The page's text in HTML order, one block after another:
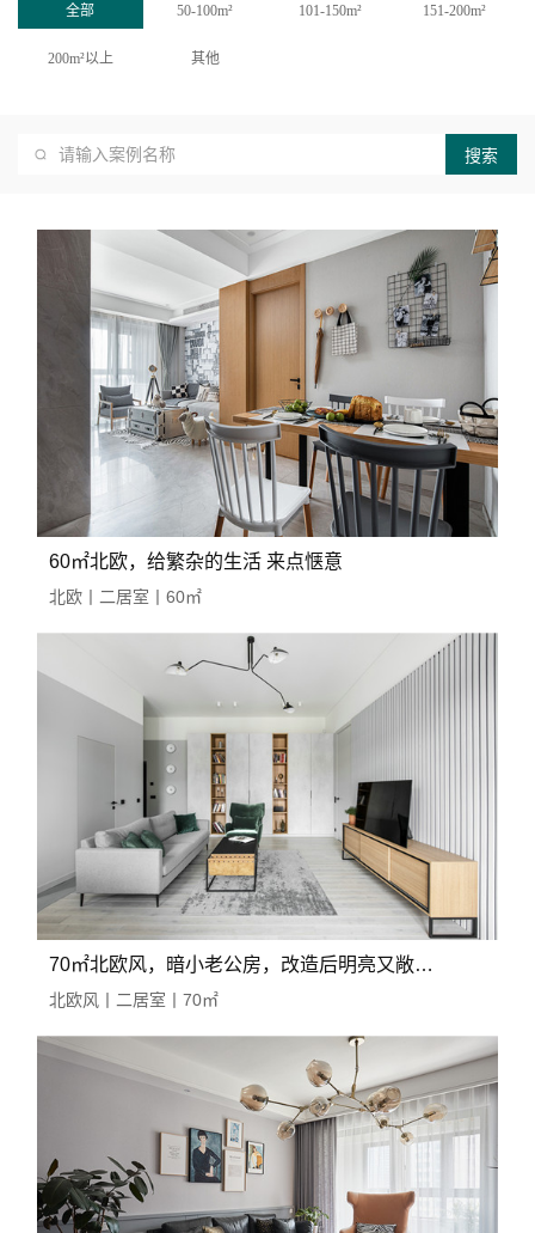
全部 50-100m² 101-150m² 151-200m²
200m²以上 其他
搜索
60㎡北欧，给繁杂的生活 来点惬意
北欧丨二居室丨60㎡
70㎡北欧风，暗小老公房，改造后明亮又敞亮！
北欧风丨二居室丨70㎡